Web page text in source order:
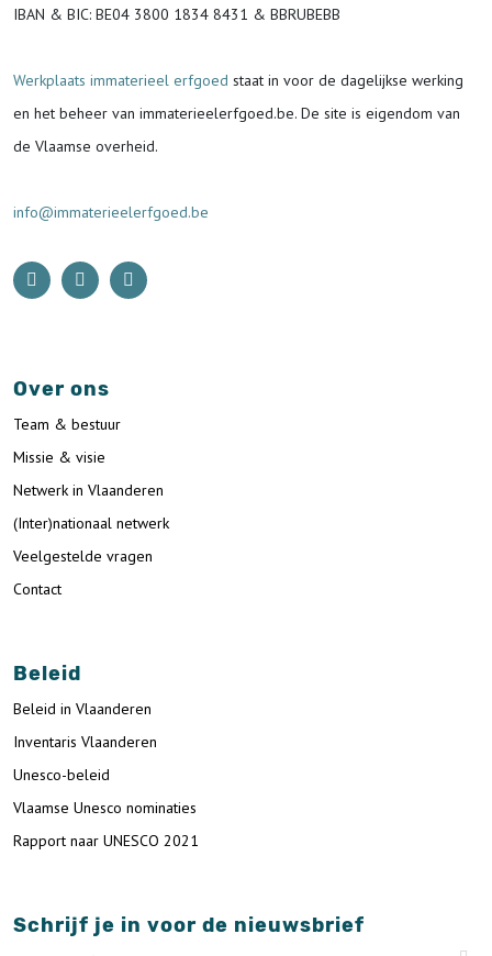
IBAN & BIC: BE04 3800 1834 8431 & BBRUBEBB
Werkplaats immaterieel erfgoed staat in voor de dagelijkse werking
en het beheer van immaterieelerfgoed.be. De site is eigendom van
de Vlaamse overheid.
info@immaterieelerfgoed.be
Over ons
Team & bestuur
Missie & visie
Netwerk in Vlaanderen
(Inter)nationaal netwerk
Veelgestelde vragen
Contact
Beleid
Beleid in Vlaanderen
Inventaris Vlaanderen
Unesco-beleid
Vlaamse Unesco nominaties
Rapport naar UNESCO 2021
Schrijf je in voor de nieuwsbrief